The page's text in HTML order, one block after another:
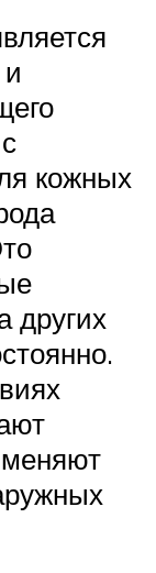
кожных
других